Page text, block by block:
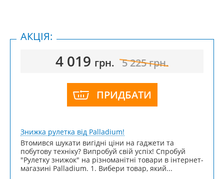
4 019 грн. 5 225грн.
ПРИДБАТИ
АКЦІЯ:
Знижка рулетка від Palladium!
Втомився шукати вигідні ціни на гаджети та
побутову техніку? Випробуй свій успіх! Спробуй
"Рулетку знижок" на різноманітні товари в інтернет-
магазині Palladium. 1. Вибери товар, який...